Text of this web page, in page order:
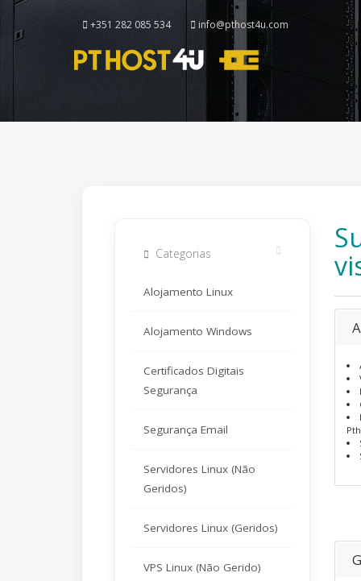
+351 282 085 534 info@pthost4u.com
Categorias
Alojamento Linux
Alojamento Windows
Certificados Digitais
Segurança
Segurança Email
Servidores Linux (Não
Geridos)
Servidores Linux (Geridos)
VPS Linux (Não Gerido)